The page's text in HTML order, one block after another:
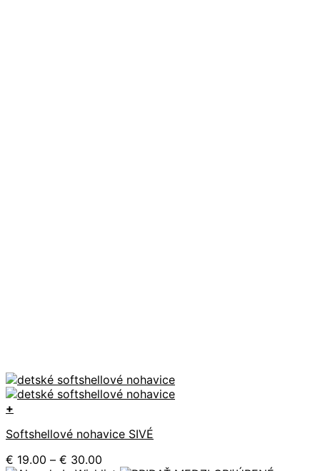
+
produkt
viacero
Softshellové nohavice SIVÉ
€ 19.00 – € 30.00